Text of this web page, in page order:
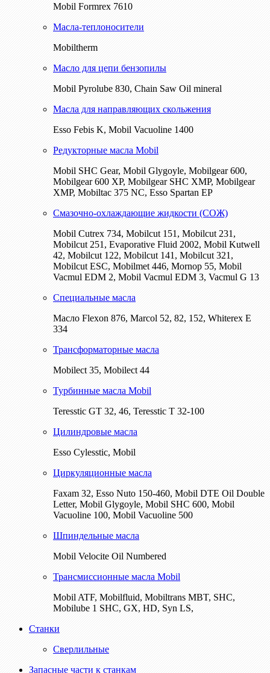
Mobil Formrex 7610
Масла-теплоносители
Mobiltherm
Масло для цепи бензопилы
Mobil Pyrolube 830, Chain Saw Oil mineral
Масла для направляющих скольжения
Esso Febis K, Mobil Vacuoline 1400
Редукторные масла Mobil
Mobil SHC Gear, Mobil Glygoyle, Mobilgear 600,
Mobilgear 600 XP, Mobilgear SHC XMP, Mobilgear
XМP, Mobiltac 375 NC, Esso Spartan EP
Смазочно-охлаждающие жидкости (СОЖ)
Mobil Cutrex 734, Mobilcut 151, Mobilcut 231,
Mobilcut 251, Evaporative Fluid 2002, Mobil Kutwell
42, Mobilcut 122, Mobilcut 141, Mobilcut 321,
Mobilcut ESC, Mobilmet 446, Mornop 55, Mobil
Vacmul EDM 2, Mobil Vacmul EDM 3, Vacmul G 13
Специальные масла
Масло Flexon 876, Marcol 52, 82, 152, Whiterex E
334
Трансформаторные масла
Mobilect 35, Mobilect 44
Турбинные масла Mobil
Teresstic GT 32, 46, Teresstic T 32-100
Цилиндровые масла
Esso Cylesstic, Mobil
Циркуляционные масла
Faxam 32, Esso Nuto 150-460, Mobil DTE Oil Double
Letter, Mobil Glygoyle, Mobil SHC 600, Mobil
Vacuoline 100, Mobil Vacuoline 500
Шпиндельные масла
Mobil Velocite Oil Numbered
Трансмиссионные масла Mobil
Mobil ATF, Mobilfluid, Mobiltrans MBT, SHC,
Mobilube 1 SHC, GX, HD, Syn LS,
Станки
Сверлильные
Запасные части к станкам